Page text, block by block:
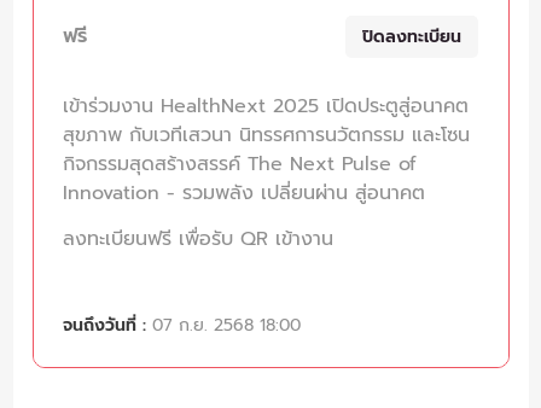
ฟรี
ปิดลงทะเบียน
เข้าร่วมงาน HealthNext 2025 เปิดประตูสู่อนาคต
สุขภาพ กับเวทีเสวนา นิทรรศการนวัตกรรม และโซน
กิจกรรมสุดสร้างสรรค์ The Next Pulse of
Innovation - รวมพลัง เปลี่ยนผ่าน สู่อนาคต
ลงทะเบียนฟรี เพื่อรับ QR เข้างาน
จนถึงวันที่ : 07 ก.ย. 2568 18:00